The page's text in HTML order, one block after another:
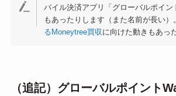
バイル決済アプリ「グローバルポイ
もあったりします（また名前が長い）
るMoneytree買収 に向けた動きもあっ
（追記）グローバルポイント